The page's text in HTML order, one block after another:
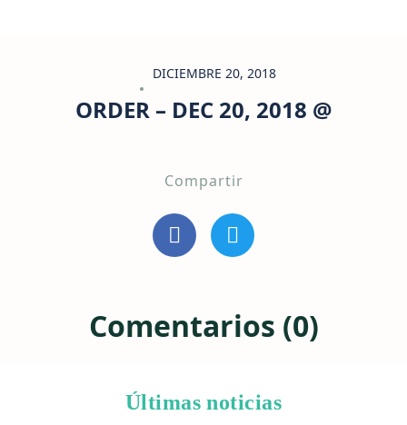
DICIEMBRE 20, 2018
ORDER – DEC 20, 2018 @
Compartir
Comentarios (0)
Últimas noticias